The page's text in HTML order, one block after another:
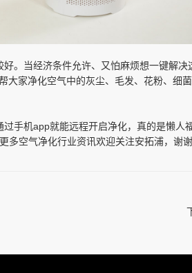
。当经济条件允许、又怕麻烦想一键解决
家净化空气中的灰尘、毛发、花粉、细
手机app就能远程开启净化，真的是懒人
空气净化行业资讯欢迎关注安拓浦，谢谢